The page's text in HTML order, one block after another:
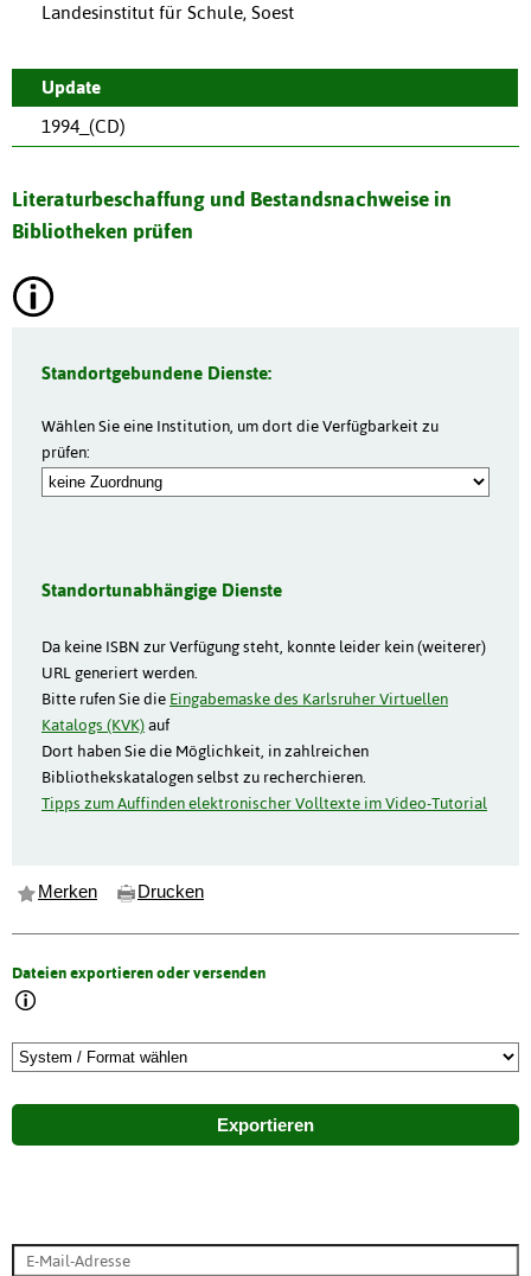
Landesinstitut für Schule, Soest
Update
1994_(CD)
Literaturbeschaffung und Bestandsnachweise in
Bibliotheken prüfen
Standortgebundene Dienste:
Wählen Sie eine Institution, um dort die Verfügbarkeit zu
prüfen:
Standortunabhängige Dienste
Da keine ISBN zur Verfügung steht, konnte leider kein (weiterer)
URL generiert werden.
Bitte rufen Sie die Eingabemaske des Karlsruher Virtuellen
Katalogs (KVK)auf
Dort haben Sie die Möglichkeit, in zahlreichen
Bibliothekskatalogen selbst zu recherchieren.
Tipps zum Auffinden elektronischer Volltexte im Video-Tutorial
Merken Drucken
Dateien exportieren oder versenden
Exportieren